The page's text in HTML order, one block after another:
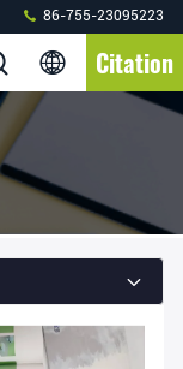
86-755-23095223
Citation